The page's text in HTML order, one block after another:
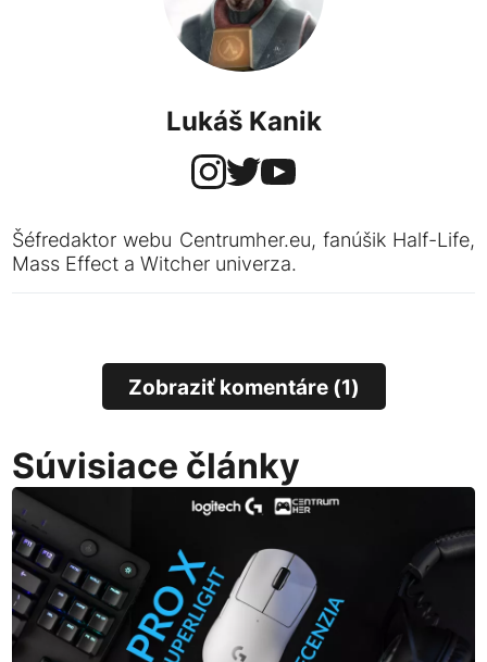
Lukáš Kanik
Šéfredaktor webu Centrumher.eu, fanúšik Half-Life,
Mass Effect a Witcher univerza.
Zobraziť komentáre (1)
Súvisiace články